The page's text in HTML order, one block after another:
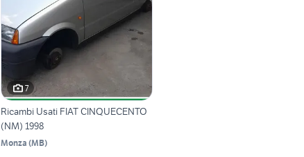
7
Ricambi Usati FIAT CINQUECENTO
(NM) 1998
Monza (MB)